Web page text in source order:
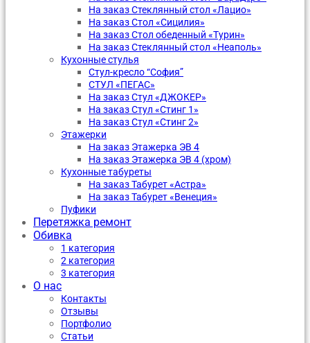
На заказ Стеклянный стол «Лацио»
На заказ Стол «Сицилия»
На заказ Стол обеденный «Турин»
На заказ Стеклянный стол «Неаполь»
Кухонные стулья
Стул-кресло “София”
CТУЛ «ПЕГАС»
На заказ Стул «ДЖОКЕР»
На заказ Стул «Стинг 1»
На заказ Стул «Стинг 2»
Этажерки
На заказ Этажерка ЭВ 4
На заказ Этажерка ЭВ 4 (хром)
Кухонные табуреты
На заказ Табурет «Астра»
На заказ Табурет «Венеция»
Пуфики
Перетяжка ремонт
Обивка
1 категория
2 категория
3 категория
О нас
Контакты
Отзывы
Портфолио
Статьи